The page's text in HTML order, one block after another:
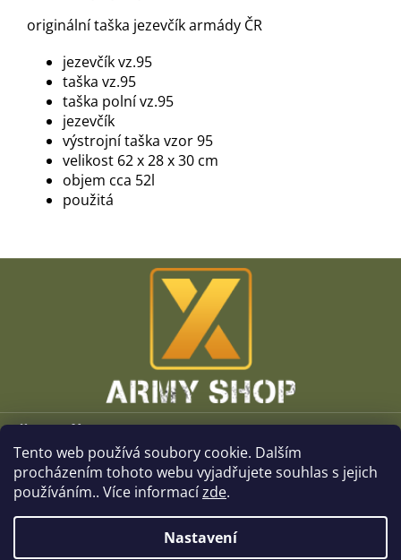
Tento web používá soubory cookie. Dalším
procházením tohoto webu vyjadřujete souhlas s jejich
používáním.. Více informacízde.
Nastavení
originální taška jezevčík armády ČR
jezevčík vz.95
taška vz.95
taška polní vz.95
jezevčík
výstrojní taška vzor 95
velikost 62 x 28 x 30 cm
objem cca 52l
použitá
Z
Vše o nákupu
O společnosti
Kamenné prodejny
Kontakt